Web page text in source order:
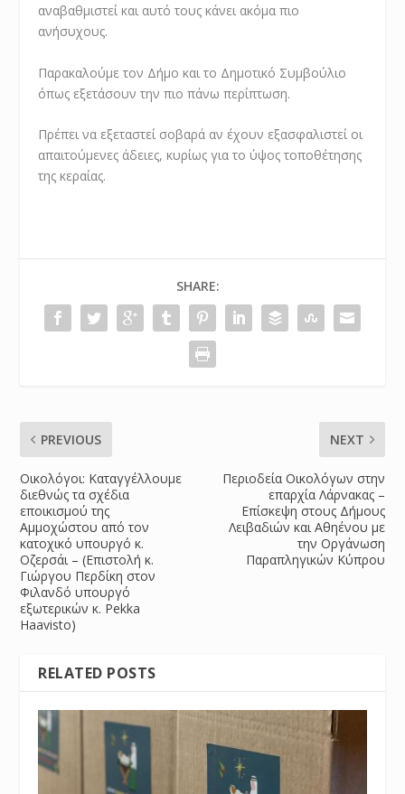
αναβαθμιστεί και αυτό τους κάνει ακόμα πιο
ανήσυχους.
Παρακαλούμε τον Δήμο και το Δημοτικό Συμβούλιο
όπως εξετάσουν την πιο πάνω περίπτωση.
Πρέπει να εξεταστεί σοβαρά αν έχουν εξασφαλιστεί οι
απαιτούμενες άδειες, κυρίως για το ύψος τοποθέτησης
της κεραίας.
SHARE:
PREVIOUS
Οικολόγοι: Καταγγέλλουμε
διεθνώς τα σχέδια
εποικισμού της
Αμμοχώστου από τον
κατοχικό υπουργό κ.
Οζερσάι – (Επιστολή κ.
Γιώργου Περδίκη στον
Φιλανδό υπουργό
εξωτερικών κ. Pekka
Haavisto)
NEXT
Περιοδεία Οικολόγων στην
επαρχία Λάρνακας –
Επίσκεψη στους Δήμους
Λειβαδιών και Αθηένου με
την Οργάνωση
Παραπληγικών Κύπρου
RELATED POSTS